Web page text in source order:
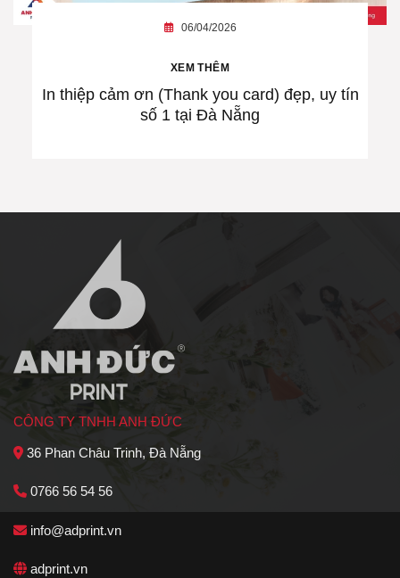
In thiệp cảm ơn (Thank you card) đẹp, uy tín
số 1 tại Đà Nẵng
06/04/2026
XEM THÊM
CÔNG TY TNHH ANH ĐỨC
36 Phan Châu Trinh, Đà Nẵng
0766 56 54 56
info@adprint.vn
adprint.vn